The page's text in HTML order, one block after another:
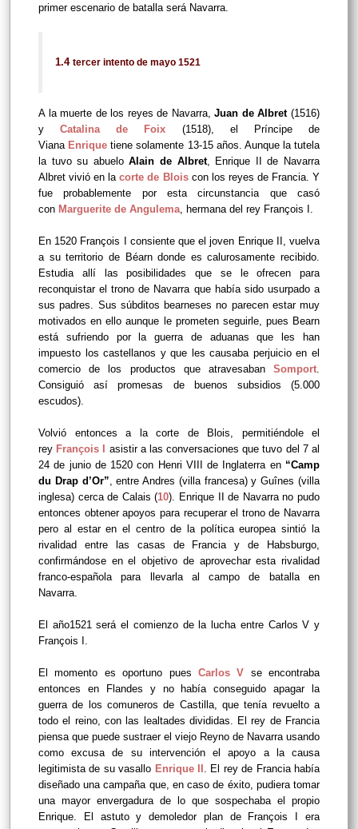
primer escenario de batalla será Navarra.
1.4 tercer intento de mayo 1521
A la muerte de los reyes de Navarra,Juan de Albret(1516)
yCatalina de Foix (1518), el Príncipe de
Viana Enriquetiene solamente 13-15 años. Aunque la tutela
la tuvo su abueloAlain de Albret, Enrique II de Navarra
Albret vivió en lacorte de Blois con los reyes de Francia. Y
fue probablemente por esta circunstancia que casó
con Marguerite de Angulema , hermana del rey François I.
En 1520 François I consiente que el joven Enrique II, vuelva
a su territorio de Béarn donde es calurosamente recibido.
Estudia allí las posibilidades que se le ofrecen para
reconquistar el trono de Navarra que había sido usurpado a
sus padres. Sus súbditos bearneses no parecen estar muy
motivados en ello aunque le prometen seguirle, pues Bearn
está sufriendo por la guerra de aduanas que les han
impuesto los castellanos y que les causaba perjuicio en el
comercio de los productos que atravesaban Somport
Consiguió así promesas de buenos subsidios (5.000
escudos).
Volvió entonces a la corte de Blois, permitiéndole el
rey François I asistir a las conversaciones que tuvo del 7 al
24 de junio de 1520 con Henri VIII de Inglaterra en “Camp
du Drap d’Or” , entre Andres (villa francesa) y Guînes (villa
inglesa) cerca de Calais (10). Enrique II de Navarra no pudo
entonces obtener apoyos para recuperar el trono de Navarra
pero al estar en el centro de la política europea sintió la
rivalidad entre las casas de Francia y de Habsburgo,
confirmándose en el objetivo de aprovechar esta rivalidad
franco-española para llevarla al campo de batalla en
Navarra.
El año1521 será el comienzo de la lucha entre Carlos V y
François I.
El momento es oportuno pues Carlos V se encontraba
entonces en Flandes y no había conseguido apagar la
guerra de los comuneros de Castilla, que tenía revuelto a
todo el reino, con las lealtades divididas. El rey de Francia
piensa que puede sustraer el viejo Reyno de Navarra usando
como excusa de su intervención el apoyo a la causa
legitimista de su vasallo Enrique II . El rey de Francia había
diseñado una campaña que, en caso de éxito, pudiera tomar
una mayor envergadura de lo que sospechaba el propio
Enrique. El astuto y demoledor plan de François I era